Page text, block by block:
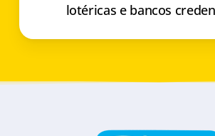
lotéricas e bancos